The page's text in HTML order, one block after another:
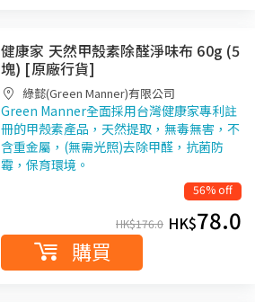
健康家 天然甲殼素除醛淨味布 60g (5
塊) [原廠行貨]
綠懿(Green Manner)有限公司
Green Manner全面採用台灣健康家專利註
冊的甲殼素產品，天然提取，無毒無害，不
含重金屬，(無需光照)去除甲醛，抗菌防
霉，保育環境。
56% off
HK$176.0 HK$78.0
購買